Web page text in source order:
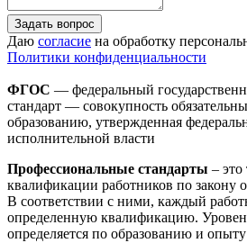
Задать вопрос
Даю согласие на обработку
Политики конфиденциальности
ФГОС — федеральный
стандарт — совокупность
образованию, утвержденная
исполнительной власти
Профессиональные стандарты – это
квалификации работников по закону
В соответствии с ними, каждый
определенную квалификацию.
определяется по образованию и